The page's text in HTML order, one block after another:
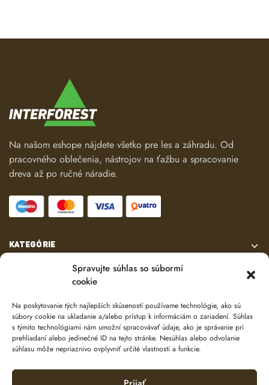
Spravujte súhlas so súbormi
cookie
Na poskytovanie tých najlepších skúseností používame technológie, ako sú
súbory cookie na ukladanie a/alebo prístup k informáciám o zariadení. Súhlas
s týmito technológiami nám umožní spracovávať údaje, ako je správanie pri
prehliadaní alebo jedinečné ID na tejto stránke. Nesúhlas alebo odvolanie
súhlasu môže nepriaznivo ovplyvniť určité vlastnosti a funkcie.
Na našom eshope nájdete všetko pre les a záhradu. Od
pracovného oblečenia, nástrojov na ťažbu a spracovanie
dreva až po ručné náradie.
KATEGÓRIE
VŠETKO O NÁKUPE
KONTAKT